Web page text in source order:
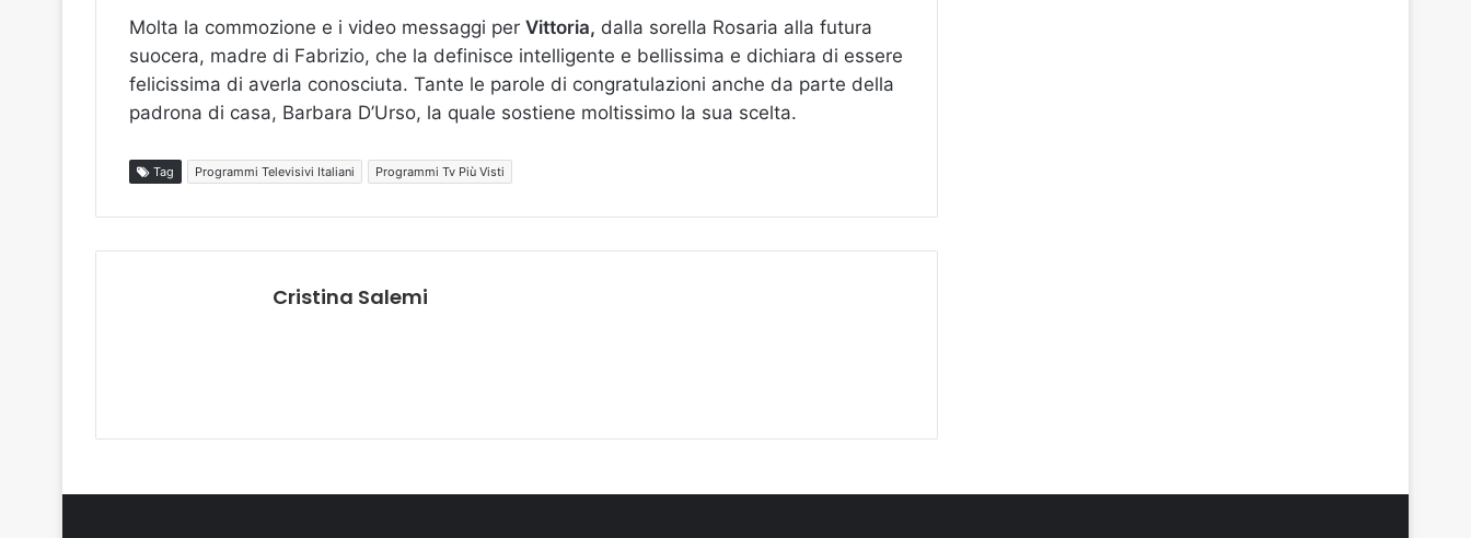
Molta la commozione e i video messaggi per Vittoria, dalla sorella Rosaria alla futura
suocera, madre di Fabrizio, che la definisce intelligente e bellissima e dichiara di essere
felicissima di averla conosciuta. Tante le parole di congratulazioni anche da parte della
padrona di casa, Barbara D’Urso, la quale sostiene moltissimo la sua scelta.
Tag Programmi Televisivi Italiani Programmi Tv Più Visti
Cristina Salemi